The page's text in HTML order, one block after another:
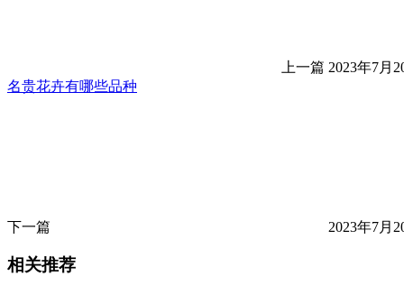
上一篇 2023年7月
名贵花卉有哪些品种
下一篇 2023年7月
相关推荐